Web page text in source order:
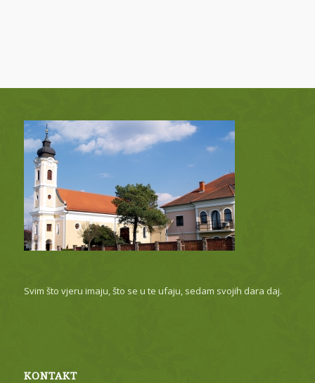
Svim što vjeru imaju, što se u te ufaju, sedam svojih dara daj.
KONTAKT